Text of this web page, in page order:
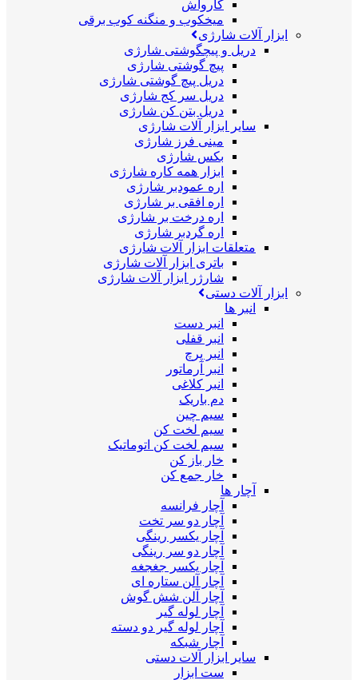
کارواش
میخکوب و منگنه کوب برقی
ابزار آلات شارژی
دریل و پیچگوشتی شارژی
پیچ گوشتی شارژی
دریل پیچ گوشتی شارژی
دریل سر کج شارژی
دریل بتن کن شارژی
سایر ابزار آلات شارژی
مینی فرز شارژی
بکس شارژی
ابزار همه کاره شارژی
اره عمودبر شارژی
اره افقی بر شارژی
اره درخت بر شارژی
اره گردبر شارژی
متعلقات ابزار آلات شارژی
باتری ابزار آلات شارژی
شارژر ابزار آلات شارژی
ابزار آلات دستی
انبر ها
انبر دست
انبر قفلی
انبر پرچ
انبر آرماتور
انبر کلاغی
دم باریک
سیم چین
سیم لخت کن
سیم لخت کن اتوماتیک
خار باز کن
خار جمع کن
آچار ها
آچار فرانسه
آچار دو سر تخت
آچار یکسر رینگی
آچار دو سر رینگی
آچار یکسر جغجغه
آچار آلن ستاره ای
آچار آلن شش گوش
آچار لوله گیر
آچار لوله گیر دو دسته
آچار شبکه
سایر ابزار آلات دستی
ست ابزار